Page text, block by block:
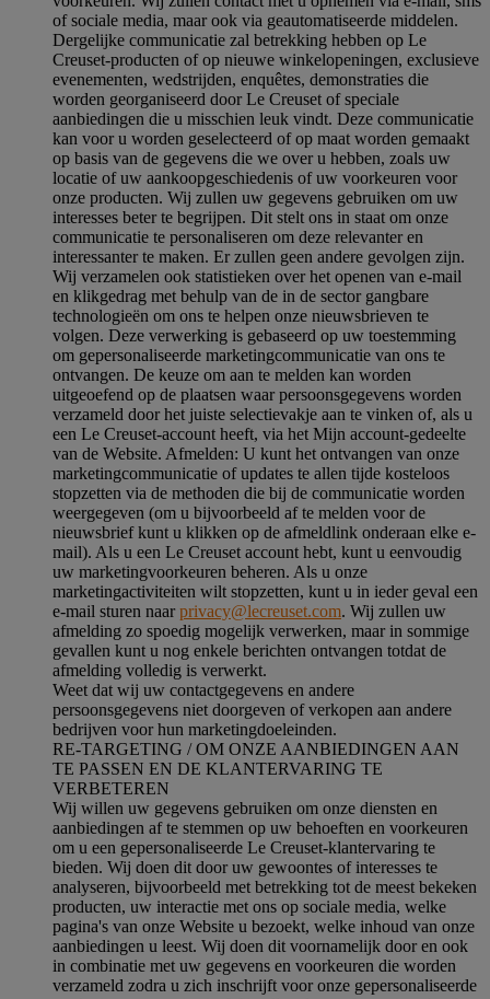
of sociale media, maar ook via geautomatiseerde middelen.
Dergelijke communicatie zal betrekking hebben op Le
Creuset-producten of op nieuwe winkelopeningen, exclusieve
evenementen, wedstrijden, enquêtes, demonstraties die
worden georganiseerd door Le Creuset of speciale
aanbiedingen die u misschien leuk vindt. Deze communicatie
kan voor u worden geselecteerd of op maat worden gemaakt
op basis van de gegevens die we over u hebben, zoals uw
locatie of uw aankoopgeschiedenis of uw voorkeuren voor
onze producten. Wij zullen uw gegevens gebruiken om uw
interesses beter te begrijpen. Dit stelt ons in staat om onze
communicatie te personaliseren om deze relevanter en
interessanter te maken. Er zullen geen andere gevolgen zijn.
Wij verzamelen ook statistieken over het openen van e-mail
en klikgedrag met behulp van de in de sector gangbare
technologieën om ons te helpen onze nieuwsbrieven te
volgen. Deze verwerking is gebaseerd op uw toestemming
om gepersonaliseerde marketingcommunicatie van ons te
ontvangen. De keuze om aan te melden kan worden
uitgeoefend op de plaatsen waar persoonsgegevens worden
verzameld door het juiste selectievakje aan te vinken of, als u
een Le Creuset-account heeft, via het Mijn account-gedeelte
van de Website. Afmelden: U kunt het ontvangen van onze
marketingcommunicatie of updates te allen tijde kosteloos
stopzetten via de methoden die bij de communicatie worden
weergegeven (om u bijvoorbeeld af te melden voor de
nieuwsbrief kunt u klikken op de afmeldlink onderaan elke e-
mail). Als u een Le Creuset account hebt, kunt u eenvoudig
uw marketingvoorkeuren beheren. Als u onze
marketingactiviteiten wilt stopzetten, kunt u in ieder geval een
e-mail sturen naarprivacy@lecreuset.com. Wij zullen uw
afmelding zo spoedig mogelijk verwerken, maar in sommige
gevallen kunt u nog enkele berichten ontvangen totdat de
afmelding volledig is verwerkt.
Weet dat wij uw contactgegevens en andere
persoonsgegevens niet doorgeven of verkopen aan andere
bedrijven voor hun marketingdoeleinden.
RE-TARGETING / OM ONZE AANBIEDINGEN AAN
TE PASSEN EN DE KLANTERVARING TE
VERBETEREN
Wij willen uw gegevens gebruiken om onze diensten en
aanbiedingen af te stemmen op uw behoeften en voorkeuren
om u een gepersonaliseerde Le Creuset-klantervaring te
bieden. Wij doen dit door uw gewoontes of interesses te
analyseren, bijvoorbeeld met betrekking tot de meest bekeken
producten, uw interactie met ons op sociale media, welke
pagina's van onze Website u bezoekt, welke inhoud van onze
aanbiedingen u leest. Wij doen dit voornamelijk door en ook
in combinatie met uw gegevens en voorkeuren die worden
verzameld zodra u zich inschrijft voor onze gepersonaliseerde